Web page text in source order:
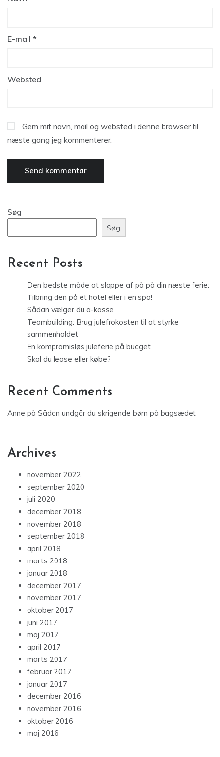
E-mail *
Websted
Gem mit navn, mail og websted i denne browser til
næste gang jeg kommenterer.
Søg
Søg
Recent Posts
Den bedste måde at slappe af på på din næste ferie:
Tilbring den på et hotel eller i en spa!
Sådan vælger du a-kasse
Teambuilding: Brug julefrokosten til at styrke
sammenholdet
En kompromisløs juleferie på budget
Skal du lease eller købe?
Recent Comments
Anne på Sådan undgår du skrigende børn på bagsædet
Archives
november 2022
september 2020
juli 2020
december 2018
november 2018
september 2018
april 2018
marts 2018
januar 2018
december 2017
november 2017
oktober 2017
juni 2017
maj 2017
april 2017
marts 2017
februar 2017
januar 2017
december 2016
november 2016
oktober 2016
maj 2016